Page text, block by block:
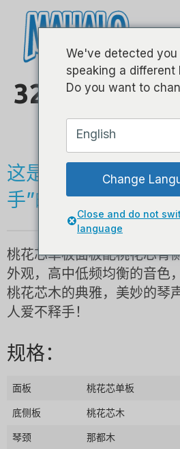
320S系列 -
-
这是一款桃花芯木
手”的高端尤克里里
桃花芯单板面板配桃花芯背
外观，高中低频均衡的音色
桃花芯木的典雅，美妙的琴
人爱不释手！
规格：
面板 桃花芯单板
底侧板 桃花芯木
琴颈 那都木
We've detected you
speaking a different
Do you want to
English
Change
Close and do not
language